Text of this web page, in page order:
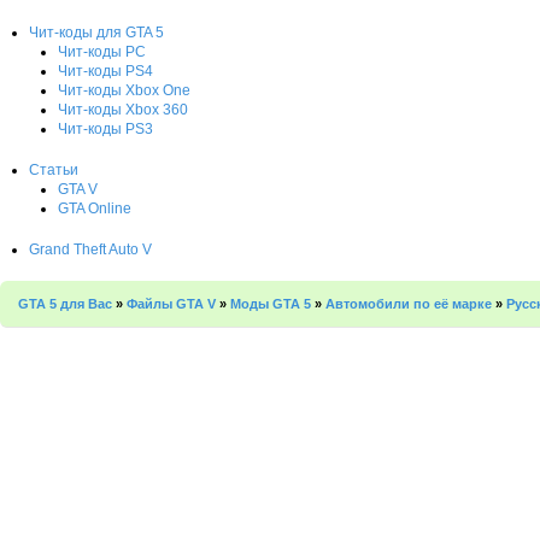
Чит-коды для GTA 5
Чит-коды PC
Чит-коды PS4
Чит-коды Xbox One
Чит-коды Xbox 360
Чит-коды PS3
Статьи
GTA V
GTA Online
Grand Theft Auto V
GTA 5 для Вас » Файлы GTA V » Моды GTA 5 » Автомобили по её марке »